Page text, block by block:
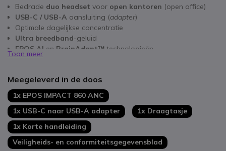
Bedrade duo headset voor open kantoren (open office)
USB-C / USB-A aansluiting (adapter)
Optimale dagelijkse concentratie
Ultra breedband-geluid
EPOS AI en BrainAdapt™ technologieën
Actieve ruisonderdrukking
Compatibel met alle headsets op de markt
Toon meer
Meegeleverd in de doos
1x EPOS IMPACT 860 ANC
1x USB-C naar USB-A adapter
1x Draagtasje
1x Korte handleiding
Veiligheids- en conformiteitsgegevensblad